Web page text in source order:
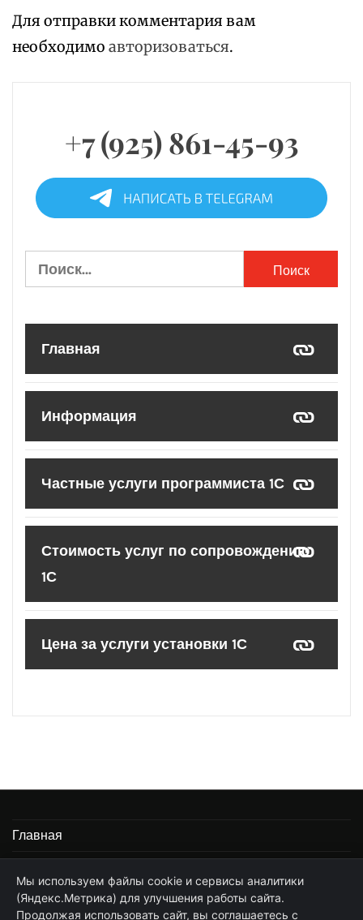
Для отправки комментария вам
необходимо авторизоваться.
+7 (925) 861-45-93
Найти:
Главная
Информация
Частные услуги программиста 1С
Стоимость услуг по сопровождению
1С
Цена за услуги установки 1С
Главная
Частные услуги программиста 1С
Мы используем файлы cookie и сервисы аналитики
(Яндекс.Метрика) для улучшения работы сайта.
Продолжая использовать сайт, вы соглашаетесь с